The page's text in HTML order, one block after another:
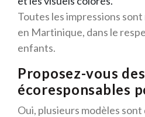
Toutes les impressions
en Martinique, dans le
enfants.
Proposez-vous
écoresponsables
Oui, plusieurs modèles